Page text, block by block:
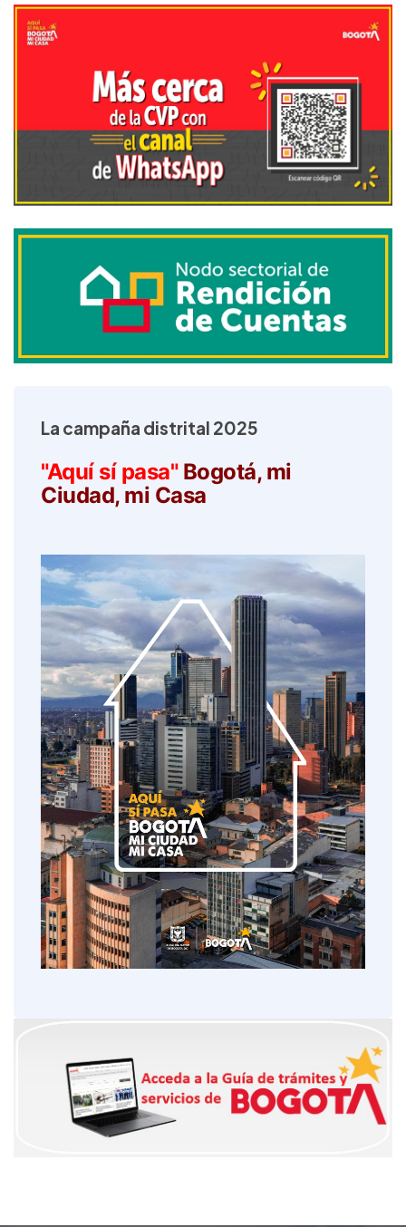
La campaña distrital 2025
"Aquí sí pasa" Bogotá, mi
Ciudad, mi Casa